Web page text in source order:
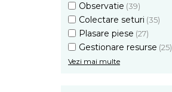
Observatie (39)
Colectare seturi (35)
Plasare piese (27)
Gestionare resurse (25)
Vezi mai multe